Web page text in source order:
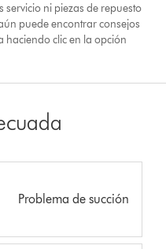
servicio ni piezas de repuesto
puede encontrar consejos
clic en la opción
Problema de succión